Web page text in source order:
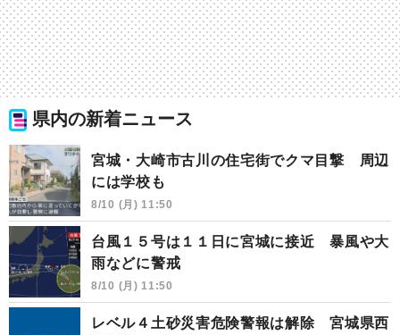
県内の新着ニュース
宮城・大崎市古川の住宅街でクマ目撃 周辺
には学校も
8/10 (月) 11:50
台風１５号は１１日に宮城に接近 暴風や大
雨などに警戒
8/10 (月) 11:50
レベル４土砂災害危険警報は解除 宮城県西